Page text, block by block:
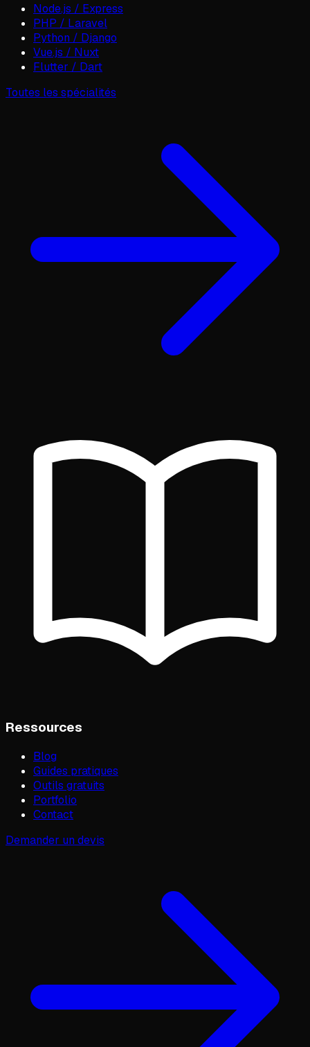
Node.js / Express
PHP / Laravel
Python / Django
Vue.js / Nuxt
Flutter / Dart
Toutes les spécialités
Ressources
Blog
Guides pratiques
Outils gratuits
Portfolio
Contact
Demander un devis